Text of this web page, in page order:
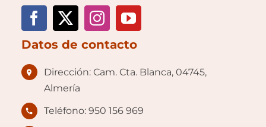
Datos de contacto
Dirección: Cam. Cta. Blanca, 04745,
Almería
Teléfono: 950 156 969